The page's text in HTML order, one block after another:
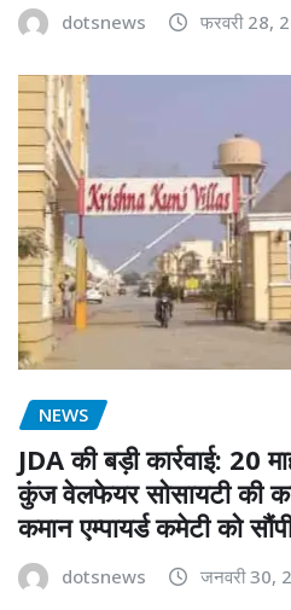
dotsnews फरवरी 28,
NEWS
JDA की बड़ी कार्रवाई: 20
कुंज वेलफेयर सोसायटी की
कमान एम्पायर्ड कमेटी को
dotsnews जनवरी 30,